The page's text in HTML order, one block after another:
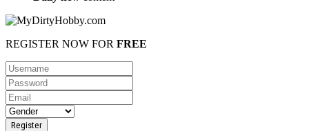
REGISTER NOW FOR FREE